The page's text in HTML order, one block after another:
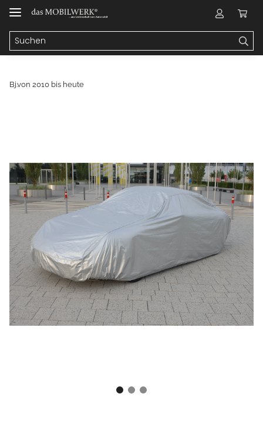
Bj.von 2010 bis heute